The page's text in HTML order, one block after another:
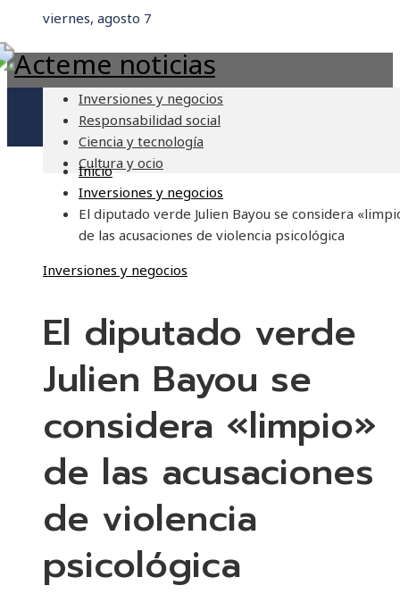
viernes, agosto 7
Inversiones y negocios
Responsabilidad social
Ciencia y tecnología
Cultura y ocio
Inicio
Inversiones y negocios
El diputado verde Julien Bayou se considera
de las acusaciones de violencia psicológica
Inversiones y negocios
El diputado verde
Julien Bayou se
considera «limpio»
de las acusaciones
de violencia
psicológica